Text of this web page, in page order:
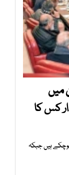
میں
کس کا
ہیں جبکہ